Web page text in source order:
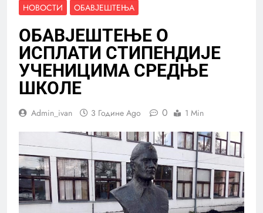
НОВОСТИ ОБАВЈЕШТЕЊА
ОБАВЈЕШТЕЊЕ О
ИСПЛАТИ СТИПЕНДИЈЕ
УЧЕНИЦИМА СРЕДЊЕ
ШКОЛЕ
Admin_ivan 3 Године Ago 0 1 Min